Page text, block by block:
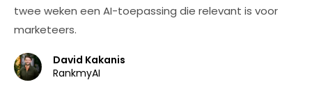
twee weken een AI-toepassing die relevant is voor
marketeers.
David Kakanis
RankmyAI